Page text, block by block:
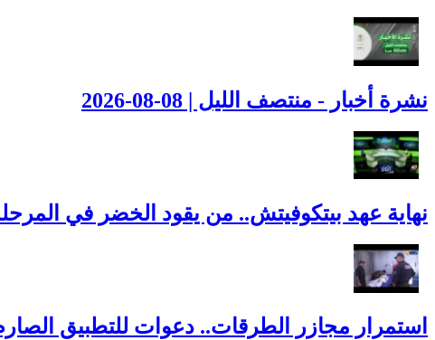
نشرة أخبار - منتصف الليل | 08-08-2026
نهاية عهد بيتكوفيتش.. من يقود الخضر في
استمرار مجازر الطرقات.. دعوات للتطبيق